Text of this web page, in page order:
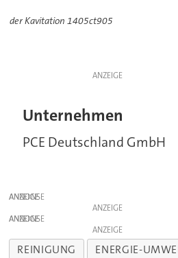
der Kavitation 1405ct905
ANZEIGE
Unternehmen
PCE Deutschland GmbH
ANZEIGE
ANZEIGE
ANZEIGE
ANZEIGE
REINIGUNG ENERGIE-